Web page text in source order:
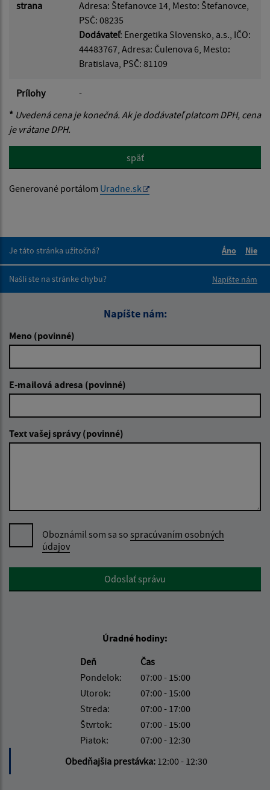
strana
Adresa: Štefanovce 14, Mesto: Štefanovce,
PSČ: 08235
Dodávateľ: Energetika Slovensko, a.s., IČO:
44483767, Adresa: Čulenova 6, Mesto:
Bratislava, PSČ: 81109
Prílohy
-
* Uvedená cena je konečná. Ak je dodávateľ platcom DPH, cena
je vrátane DPH.
späť
Generované portálom Uradne.sk
Je táto stránka užitočná?
Áno
Nie
Našli ste na stránke chybu?
Napíšte nám
Napíšte nám:
Meno (povinné)
E-mailová adresa (povinné)
Text vašej správy (povinné)
Oboznámil som sa so spracúvaním osobných
údajov
Google reCaptcha ResponseOdoslať správu
Úradné hodiny:
Deň
Čas
Pondelok:
07:00 - 15:00
Utorok:
07:00 - 15:00
Streda:
07:00 - 17:00
Štvrtok:
07:00 - 15:00
Piatok:
07:00 - 12:30
Obedňajšia prestávka: 12:00 - 12:30